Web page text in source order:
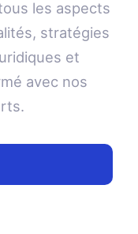
les aspects
stratégies
et
avec nos